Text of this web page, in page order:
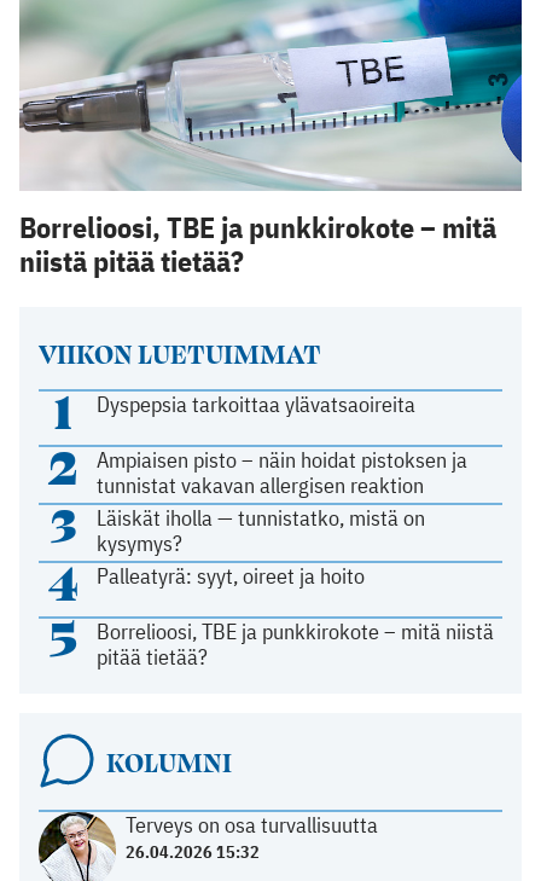
VIIKON LUETUIMMAT
1 Dyspepsia tarkoittaa ylävatsaoireita
2
Ampiaisen pisto – näin hoidat pistoksen ja
tunnistat vakavan allergisen reaktion
3
Läiskät iholla — tunnistatko, mistä on
kysymys?
4 Palleatyrä: syyt, oireet ja hoito
5
Borrelioosi, TBE ja punkkirokote – mitä niistä
pitää tietää?
KOLUMNI
Terveys on osa turvallisuutta
26.04.2026 15:32
Borrelioosi, TBE ja punkkirokote – mitä
niistä pitää tietää?